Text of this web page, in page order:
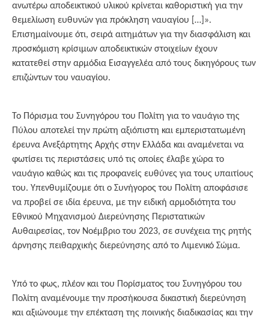
ανωτέρω αποδεικτικού υλικού κρίνεται καθοριστική για την
θεμελίωση ευθυνών για πρόκληση ναυαγίου […]».
Επισημαίνουμε ότι, σειρά αιτημάτων για την διασφάλιση και
προσκόμιση κρίσιμων αποδεικτικών στοιχείων έχουν
κατατεθεί στην αρμόδια Εισαγγελέα από τους δικηγόρους των
επιζώντων του ναυαγίου.
Το Πόρισμα του Συνηγόρου του Πολίτη για το ναυάγιο της
Πύλου αποτελεί την πρώτη αξιόπιστη και εμπεριστατωμένη
έρευνα Ανεξάρτητης Αρχής στην Ελλάδα και αναμένεται να
φωτίσει τις περιστάσεις υπό τις οποίες έλαβε χώρα το
ναυάγιο καθώς και τις προφανείς ευθύνες για τους υπαιτίους
του. Υπενθυμίζουμε ότι ο Συνήγορος του Πολίτη αποφάσισε
να προβεί σε ιδία έρευνα, με την ειδική αρμοδιότητα του
Εθνικού Μηχανισμού Διερεύνησης Περιστατικών
Αυθαιρεσίας, τον Νοέμβριο του 2023, σε συνέχεια της ρητής
άρνησης πειθαρχικής διερεύνησης από το Λιμενικό Σώμα.
Υπό το φως, πλέον και του Πορίσματος του Συνηγόρου του
Πολίτη αναμένουμε την προσήκουσα δικαστική διερεύνηση
και αξιώνουμε την επέκταση της ποινικής διαδικασίας και την